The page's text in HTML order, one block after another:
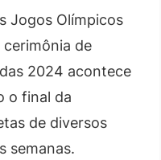
Jogos Olímpicos
de
2024 acontece
o final da
de diversos
semanas.